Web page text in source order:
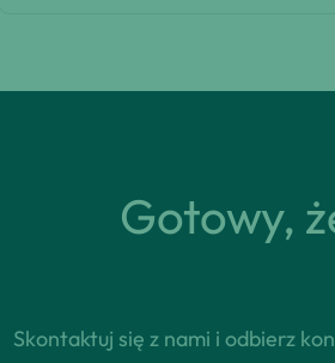
Gotowy,
Skontaktuj się z nami i odbierz